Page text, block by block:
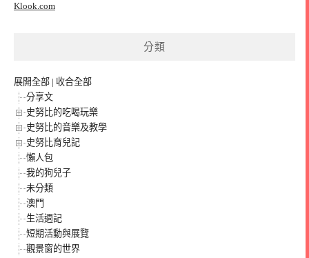
Klook.com
分類
展開全部 | 收合全部
分享文
史努比的吃喝玩樂
史努比的音樂及教學
史努比育兒記
懶人包
我的狗兒子
未分類
澳門
生活週記
短期活動與展覽
觀景窗的世界